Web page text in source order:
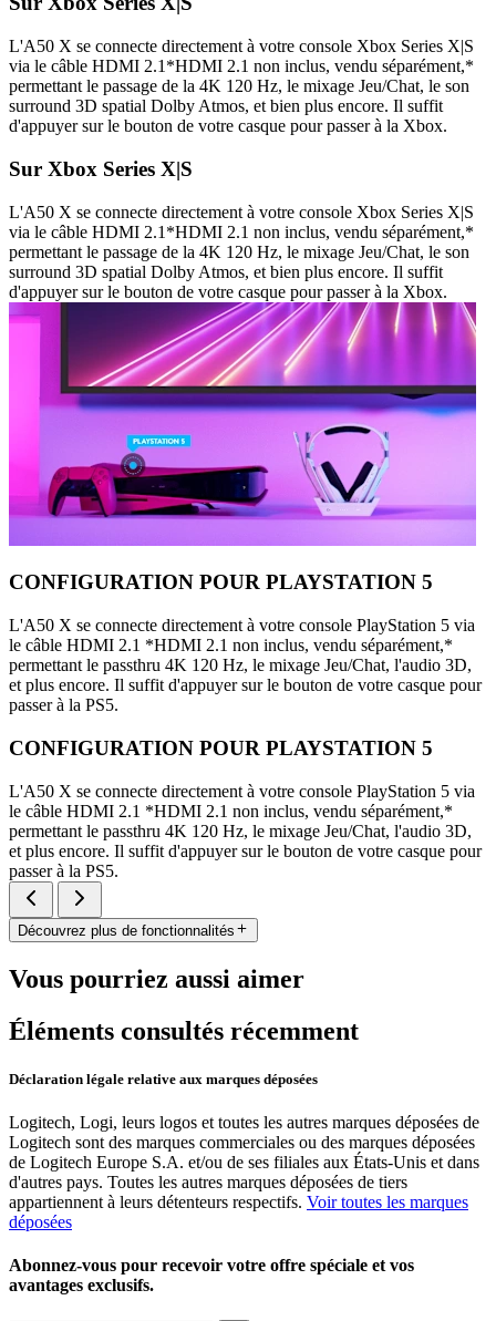
L'A50 X se connecte directement à votre console Xbox Series X|S
via le câble HDMI 2.1*HDMI 2.1 non inclus, vendu séparément,*
permettant le passage de la 4K 120 Hz, le mixage Jeu/Chat, le son
surround 3D spatial Dolby Atmos, et bien plus encore. Il suffit
d'appuyer sur le bouton de votre casque pour passer à la Xbox.
Sur Xbox Series X|S
L'A50 X se connecte directement à votre console Xbox Series X|S
via le câble HDMI 2.1*HDMI 2.1 non inclus, vendu séparément,*
permettant le passage de la 4K 120 Hz, le mixage Jeu/Chat, le son
surround 3D spatial Dolby Atmos, et bien plus encore. Il suffit
d'appuyer sur le bouton de votre casque pour passer à la Xbox.
CONFIGURATION POUR PLAYSTATION 5
L'A50 X se connecte directement à votre console PlayStation 5 via
le câble HDMI 2.1 *HDMI 2.1 non inclus, vendu séparément,*
permettant le passthru 4K 120 Hz, le mixage Jeu/Chat, l'audio 3D,
et plus encore. Il suffit d'appuyer sur le bouton de votre casque pour
passer à la PS5.
CONFIGURATION POUR PLAYSTATION 5
L'A50 X se connecte directement à votre console PlayStation 5 via
le câble HDMI 2.1 *HDMI 2.1 non inclus, vendu séparément,*
permettant le passthru 4K 120 Hz, le mixage Jeu/Chat, l'audio 3D,
et plus encore. Il suffit d'appuyer sur le bouton de votre casque pour
passer à la PS5.
Découvrez plus de fonctionnalités
Vous pourriez aussi aimer
Éléments consultés récemment
Déclaration légale relative aux marques déposées
Logitech, Logi, leurs logos et toutes les autres marques déposées de
Logitech sont des marques commerciales ou des marques déposées
de Logitech Europe S.A. et/ou de ses filiales aux États-Unis et dans
d'autres pays. Toutes les autres marques déposées de tiers
appartiennent à leurs détenteurs respectifs. Voir toutes les marques
déposées
Abonnez-vous pour recevoir votre offre spéciale et vos
avantages exclusifs.